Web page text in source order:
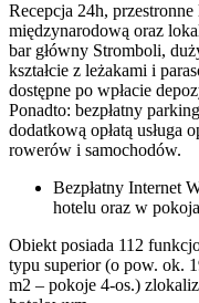
Recepcja 24h,
międzynarodową oraz
bar główny Stromboli,
kształcie z leżakami i
dostępne po wpłacie
Ponadto: bezpłatny
dodatkową opłatą usługa
rowerów i samochodów.
Bezpłatny Internet
hotelu oraz w
Obiekt posiada 112
typu superior (o pow. ok.
m2 – pokoje 4-os.)